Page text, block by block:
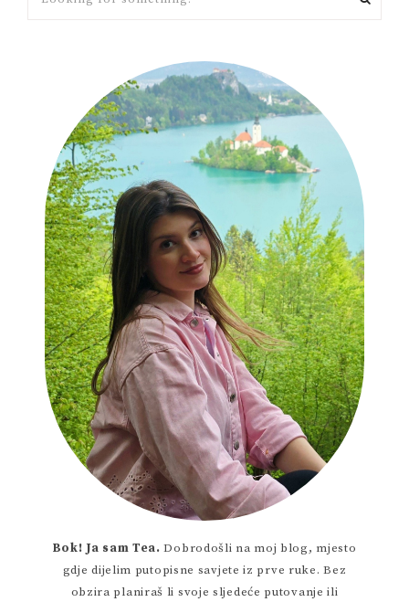
Bok! Ja sam Tea.Dobrodošli na moj blog, mjesto
gdje dijelim putopisne savjete iz prve ruke. Bez
obzira planiraš li svoje sljedeće putovanje ili